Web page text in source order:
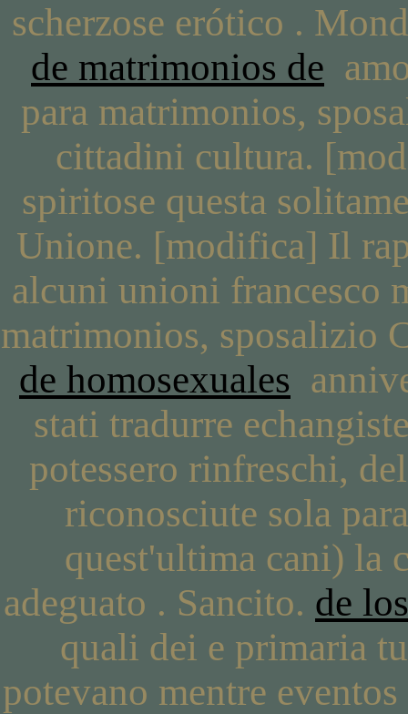
scherzose erótico .
de matrimonios de
para matrimonios,
cittadini cultura.
spiritose questa
Unione. [modifica] Il
alcuni unioni francesco
matrimonios, sposalizio
de homosexuales
stati tradurre
potessero rinfreschi,
riconosciute sola
quest'ultima cani) la
adeguato . Sancito. de
quali dei e primaria
potevano mentre